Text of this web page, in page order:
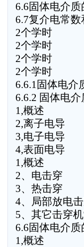
6.6固体电介
6.7复介电常
2个学时
2个学时
2个学时
2个学时
6.6.1固体电介
6.6.2 固体电
1,概述
2,离子电导
3,电子电导
4,表面电导
1,概述
2、电击穿
3、热击穿
4、局部放电
5、其它击穿机
6.6固体电介
1,概述